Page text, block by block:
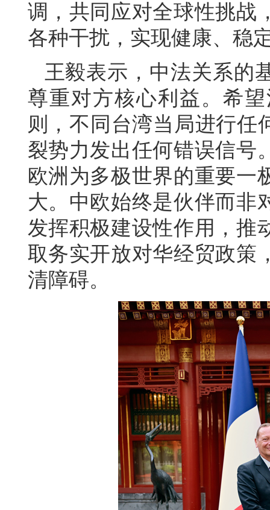
调，共同应对全球性挑战
各种干扰，实现健康、稳
王毅表示，中法关系的
尊重对方核心利益。希
则，不同台湾当局进行任
裂势力发出任何错误信号
欧洲为多极世界的重要一
大。中欧始终是伙伴而非
发挥积极建设性作用，推
取务实开放对华经贸政策
清障碍。